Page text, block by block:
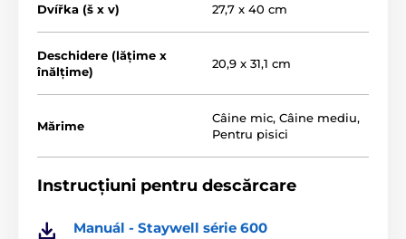
Dimensiunile ușiței:înălțime 40 cm, lățime 27,7 cm.
Dvířka (š x v) 27,7 x 40 cm
Deschidere (lățime x
înălțime)
20,9 x 31,1 cm
Mărime
Câine mic, Câine mediu,
Pentru pisici
Instrucțiuni pentru descărcare
Manuál - Staywell série 600